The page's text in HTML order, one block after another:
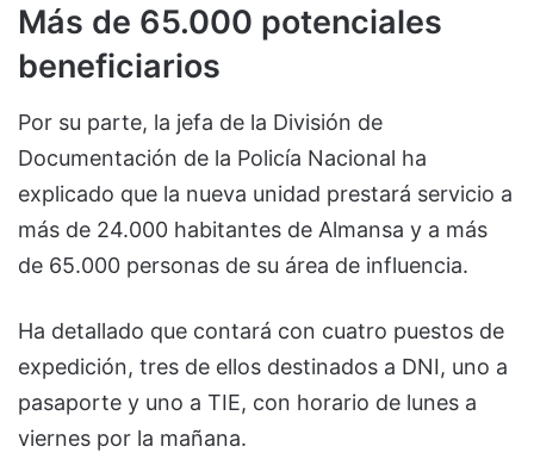
Más de 65.000 potenciales
beneficiarios
Por su parte, la jefa de la División de
Documentación de la Policía Nacional ha
explicado que la nueva unidad prestará servicio a
más de 24.000 habitantes de Almansa y a más
de 65.000 personas de su área de influencia.
Ha detallado que contará con cuatro puestos de
expedición, tres de ellos destinados a DNI, uno a
pasaporte y uno a TIE, con horario de lunes a
viernes por la mañana.